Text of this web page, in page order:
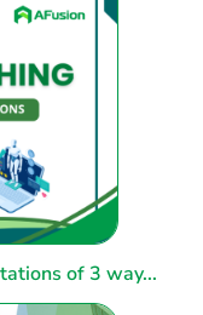
of 3 way...